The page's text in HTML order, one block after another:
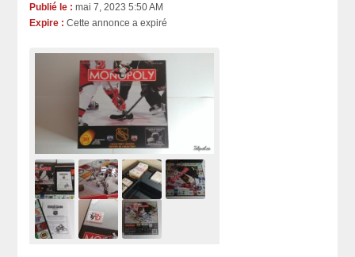
Publié le : mai 7, 2023 5:50 AM
Expire : Cette annonce a expiré